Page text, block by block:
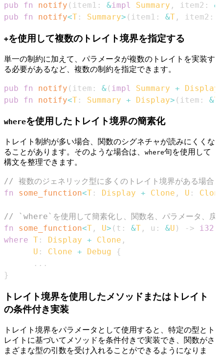
pub fn notify ( item1 : &impl Summary , item2 :
&
pub
fn notify<T : Summary> ( item1 : &T , item2 :
+を使用して複数のトレイト境界を指定する
単一の制約に加えて、パラメータが複数のトレイトを実装す
る必要があるなど、複数の制約を指定できます。
pub fn notify ( item : &( impl Summary +
Display
pub
fn notify<T : Summary + Display> ( item : &T
whereを使用したトレイト境界の簡素化
トレイト制約が多い場合、関数のシグネチャが読みにくくな
ることがあります。そのような場合は、 where句を使用して
構文を整理できます。
// 複数のジェネリック型に多くのトレイト境界がある場合
fn
some_function<T : Display + Clone , U :
// `where`を使用して簡素化し、関数名、パラメータ、戻
fn
some_function<T , U> ( t : &T , u : &U ) ->
i32
where T : Display + Clone ,
U : Clone + Debug
{
...
}
トレイト境界を使用したメソッドまたはトレイト
の条件付き実装
トレイト境界をパラメータとして使用すると、特定の型とト
レイトに基づいてメソッドを条件付きで実装でき、関数がさ
まざまな型の引数を受け入れることができるようになりま